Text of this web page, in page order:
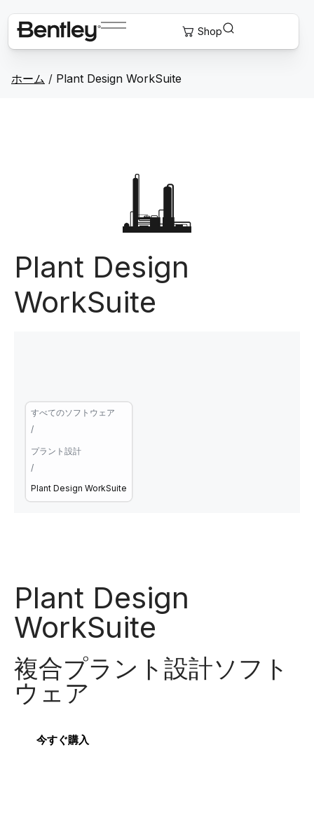
ホーム / Plant Design WorkSuite
Plant Design
WorkSuite
すべてのソフトウェア
/
プラント設計
/
Plant Design WorkSuite
Plant Design
WorkSuite
複合プラント設計ソフト
ウェア
今すぐ購入